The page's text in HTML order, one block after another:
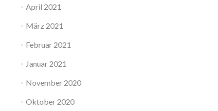
April 2021
März 2021
Februar 2021
Januar 2021
November 2020
Oktober 2020